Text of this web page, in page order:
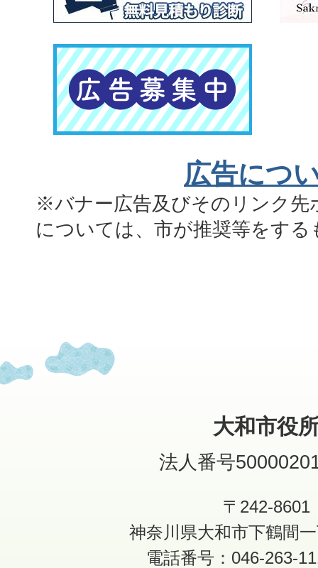
広告につ
※バナー広告及びそのリンク先
については、市が推奨等をす
大和市役
法人番号
〒242-8601
神奈川県大和市下鶴間
電話番号：046-263-